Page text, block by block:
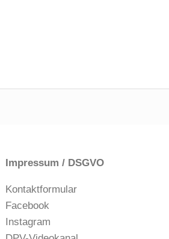
Impressum / DSGVO
Kontaktformular
Facebook
Instagram